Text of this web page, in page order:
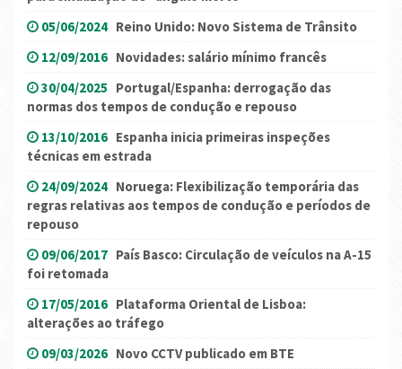
05/06/2024 Reino Unido: Novo Sistema de Trânsito
12/09/2016 Novidades: salário mínimo francês
30/04/2025 Portugal/Espanha: derrogação das
normas dos tempos de condução e repouso
13/10/2016 Espanha inicia primeiras inspeções
técnicas em estrada
24/09/2024 Noruega: Flexibilização temporária das
regras relativas aos tempos de condução e períodos de
repouso
09/06/2017 País Basco: Circulação de veículos na A-15
foi retomada
17/05/2016 Plataforma Oriental de Lisboa:
alterações ao tráfego
09/03/2026 Novo CCTV publicado em BTE